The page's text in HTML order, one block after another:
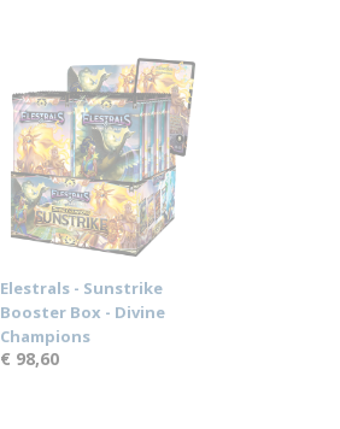
Elestrals - Sunstrike
Booster Box - Divine
Champions
€ 98,60